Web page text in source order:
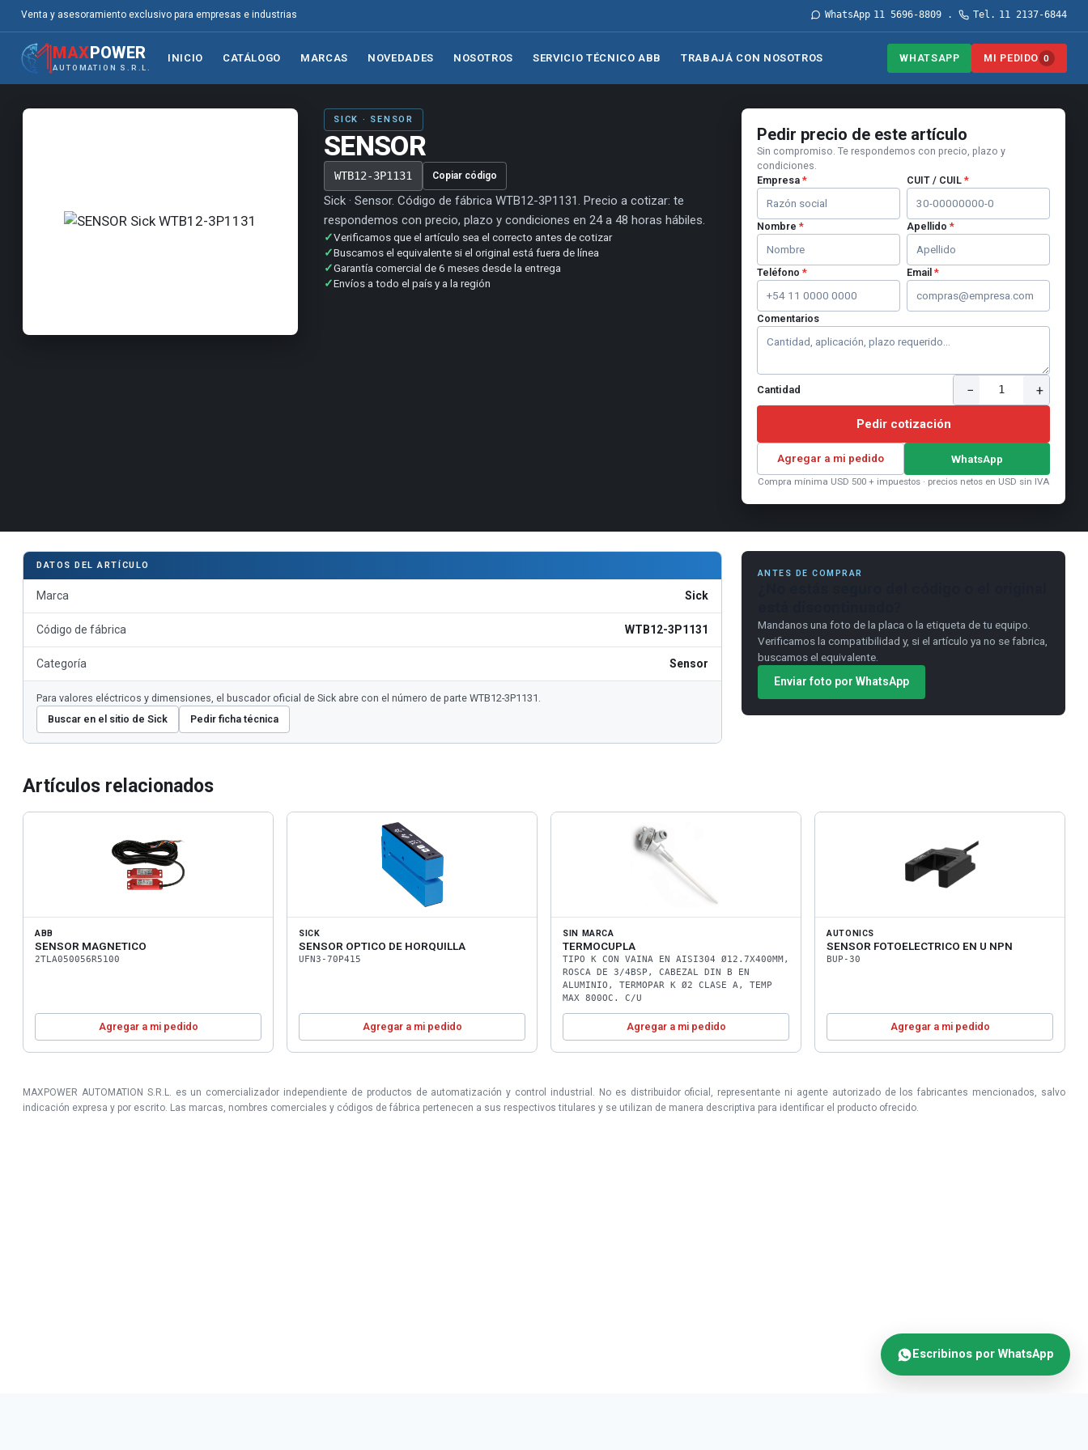
Venta y asesoramiento exclusivo para empresas e industrias WhatsApp 11 5696-8809 · Tel. 11 2137-6844
MAXPOWER
AUTOMATION S.R.L.
INICIO CATÁLOGO MARCAS NOVEDADES NOSOTROS SERVICIO TÉCNICO ABB TRABAJÁ CON NOSOTROS WHATSAPP MI PEDIDO 0
SICK · SENSOR
SENSOR
WTB12-3P1131 Copiar código
Sick · Sensor. Código de fábrica WTB12-3P1131. Precio a cotizar: te
respondemos con precio, plazo y condiciones en 24 a 48 horas hábiles.
✓Verificamos que el artículo sea el correcto antes de cotizar
✓Buscamos el equivalente si el original está fuera de línea
✓Garantía comercial de 6 meses desde la entrega
✓Envíos a todo el país y a la región
Pedir precio de este artículo
Sin compromiso. Te respondemos con precio, plazo y
condiciones.
Empresa * CUIT / CUIL *
Nombre * Apellido *
Teléfono * Email *
Comentarios
Cantidad − 1 +
Pedir cotización
Agregar a mi pedido WhatsApp
Compra mínima USD 500 + impuestos · precios netos en USD sin IVA
DATOS DEL ARTÍCULO
Marca Sick
Código de fábrica WTB12-3P1131
Categoría Sensor
Para valores eléctricos y dimensiones, el buscador oficial de Sick abre con el número de parte WTB12-3P1131.
Buscar en el sitio de Sick
Pedir ficha técnica
ANTES DE COMPRAR
Mandanos una foto de la placa o la etiqueta de tu equipo.
Verificamos la compatibilidad y, si el artículo ya no se fabrica,
buscamos el equivalente.
Enviar foto por WhatsApp
Artículos relacionados
ABB
SENSOR MAGNETICO
2TLA050056R5100
Agregar a mi pedido
SICK
SENSOR OPTICO DE HORQUILLA
UFN3-70P415
Agregar a mi pedido
SIN MARCA
TERMOCUPLA
TIPO K CON VAINA EN AISI304 Ø12.7X400MM,
ROSCA DE 3/4BSP, CABEZAL DIN B EN
ALUMINIO, TERMOPAR K Ø2 CLASE A, TEMP
MAX 800OC. C/U
Agregar a mi pedido
AUTONICS
SENSOR FOTOELECTRICO EN U NPN
BUP-30
Agregar a mi pedido
MAXPOWER AUTOMATION S.R.L. es un comercializador independiente de productos de automatización y control industrial. No es distribuidor oficial, representante ni agente autorizado de los fabricantes mencionados, salvo
indicación expresa y por escrito. Las marcas, nombres comerciales y códigos de fábrica pertenecen a sus respectivos titulares y se utilizan de manera descriptiva para identificar el producto ofrecido.
Escribinos por WhatsApp